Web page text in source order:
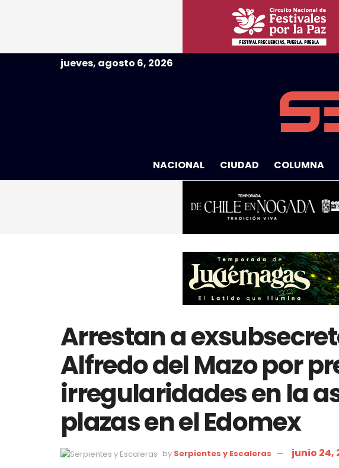
jueves, agosto 6, 2026
NACIONAL CIUDAD COLUMNA
Arrestan a
Alfredo del Mazo por
irregularidades en la
plazas en el Edomex
by Serpientes y Escaleras junio 24,